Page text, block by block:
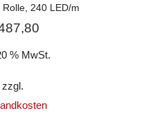
240 LED/m
% MwSt.
zzgl.